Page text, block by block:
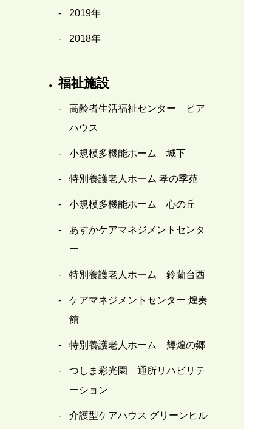
2019年
2018年
福祉施設
高齢者生活福祉センター ピア
ハウス
小規模多機能ホーム 城下
特別養護老人ホーム 孝の季苑
小規模多機能ホーム 心の丘
あすかケアマネジメントセンタ
ー
特別養護老人ホーム 鈴蘭台西
ケアマネジメントセンター 煌奏
館
特別養護老人ホーム 輝煌の郷
つしま彩光園 通所リハビリテ
ーション
介護型ケアハウス グリーンヒル